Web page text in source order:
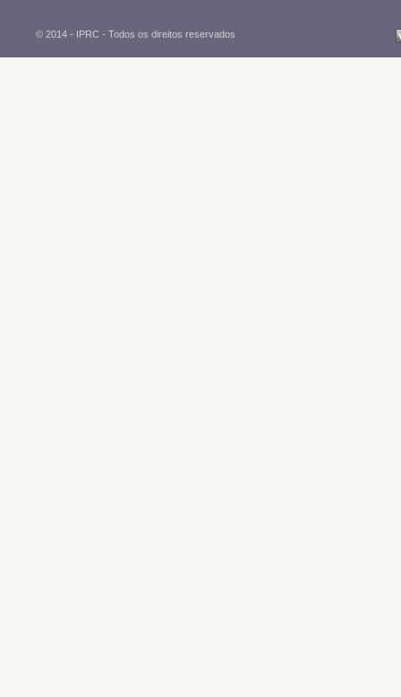
© 2014 - IPRC - Todos os direitos reservados